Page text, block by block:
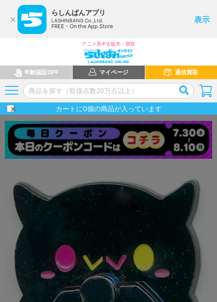
らしんばんアプリ
LASHINBANG Co.,Ltd.
FREE - On the App Store
表示
アニメ系中古販売・買取
年齢認証OFF マイページ 通信買取
カートに0個の商品が入っています